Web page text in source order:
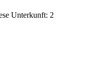
Unterkunft: 2